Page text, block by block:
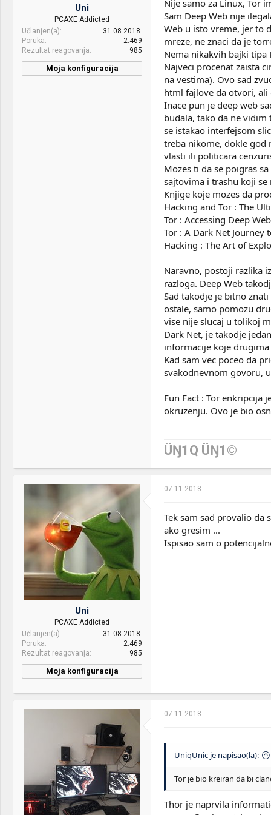
Case: NImitz tr7000
PSU: EVGA supernova 750
Mice &
Custom 65% holy panda/
Uni
PCAXE Addicted
Učlanjen(a)
31.08.2018.
Poruka
2.469
Rezultat reagovanja
985
Moja konfiguracija
Lenovo ThinkPad X250 - i5
5300U/8GB/256GB EVO
Thinkpad X250 Keyboard
Windows 10 + Microsoft
Edge | ArcoLinux + i3 +
Mozilla Firefox Quantum
Nije samo za Linux, Tor
Sam Deep Web nije
Web u isto vreme, jer to
mreze, ne znaci da je
Nema nikakvih bajki tipa
Najveci procenat zaista
na vestima). Ovo sad
html fajlove da otvori, ali
Inace pun je deep web
budala, tako da ne vidim
se istakao interfejsom
treba nikome, dokle god
vlasti ili politicara
Mozes ti da se poigras
sajtovima i trashu koji
Knjige koje mozes da
Hacking and Tor : The
Tor : Accessing Deep
Tor : A Dark Net
Hacking : The Art of
Naravno, postoji razlika
razloga. Deep Web
Sad takodje je bitno
ostale, samo pomozu
vise nije slucaj u tolikoj
Dark Net, je takodje
informacije koje
Kad sam vec poceo da
svakodnevnom govoru,
Fun Fact : Tor enkripcija
okruzenju. Ovo je bio
ÜŊ1Q ÜŊ1©
Uni
PCAXE Addicted
Učlanjen(a)
31.08.2018.
Poruka
2.469
Rezultat reagovanja
985
Moja konfiguracija
Name:
5300U/8GB/256GB EVO
860/6 Cell
Bloody V7M & Stock
Thinkpad X250 Keyboard
OS & Browser:
Windows 10 + Microsoft
Edge | ArcoLinux + i3 +
Mozilla Firefox Quantum
07.11.2018.
Tek sam sad provalio
ako gresim ...
Ispisao sam o
07.11.2018.
UniqUnic je napisao(la):
Tor je bio kreiran da bi
Thor je naprvila